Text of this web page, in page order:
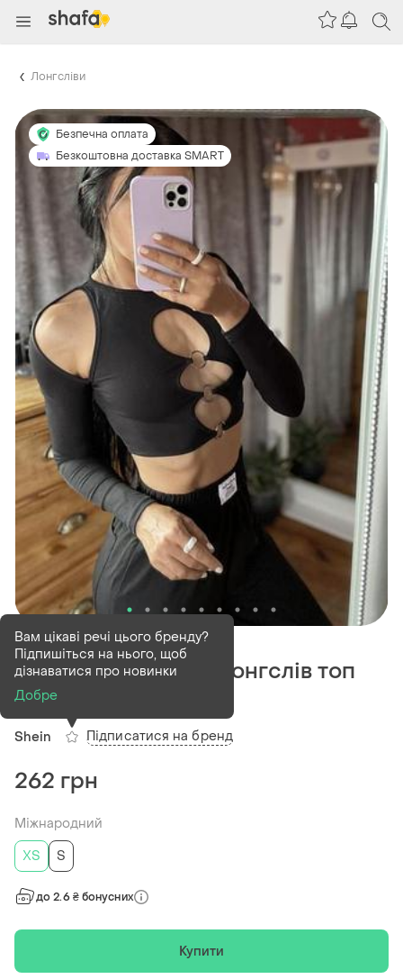
Лонгсліви
Безпечна оплата
Безкоштовна доставка SMART
В наявності1 шт
Чорний відвертий лонгслів топ
готика рейв y2k
Shein
Вам цікаві речі цього бренду?
Підпишіться на нього, щоб
дізнаватися про новинки
Добре
Підписатися на бренд
262 грн
Міжнародний
ХS
S
до 2.6 ₴ бонусних
Купити